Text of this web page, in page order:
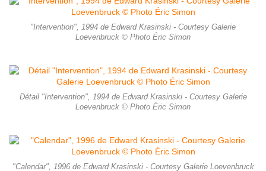
"Intervention", 1994 de Edward Krasinski - Courtesy Galerie
Loevenbruck © Photo Éric Simon
Détail "Intervention", 1994 de Edward Krasinski - Courtesy Galerie
Loevenbruck © Photo Éric Simon
"Calendar", 1996 de Edward Krasinski - Courtesy Galerie Loevenbruck